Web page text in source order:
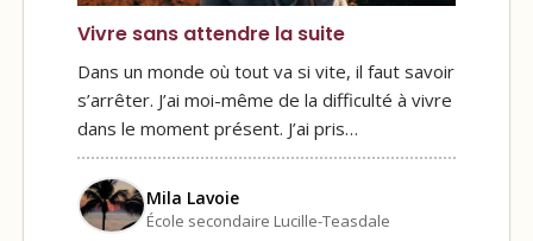
Vivre sans attendre la suite
Dans un monde où tout va si vite, il faut savoir
s’arrêter. J’ai moi-même de la difficulté à vivre
dans le moment présent. J’ai pris…
Mila Lavoie
École secondaire Lucille-Teasdale